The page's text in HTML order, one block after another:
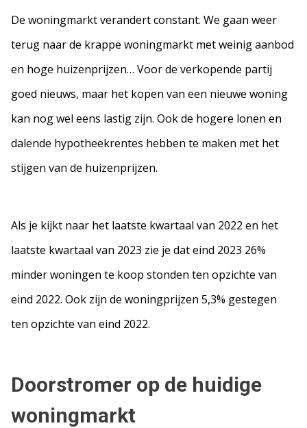
De woningmarkt verandert constant. We gaan weer
terug naar de krappe woningmarkt met weinig aanbod
en hoge huizenprijzen… Voor de verkopende partij
goed nieuws, maar het kopen van een nieuwe woning
kan nog wel eens lastig zijn. Ook de hogere lonen en
dalende hypotheekrentes hebben te maken met het
stijgen van de huizenprijzen.
Als je kijkt naar het laatste kwartaal van 2022 en het
laatste kwartaal van 2023 zie je dat eind 2023 26%
minder woningen te koop stonden ten opzichte van
eind 2022. Ook zijn de woningprijzen 5,3% gestegen
ten opzichte van eind 2022.
Doorstromer op de huidige
woningmarkt